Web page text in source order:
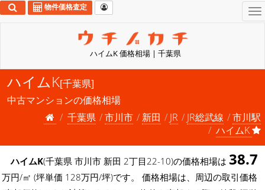
ハイムK 価格相場 | 千葉県
物件価格査定
ハイムK[千葉県]
中古マンションの価格相場
千葉県
市川市 新田 JR JR総武線
市川駅
ハイムK
ハイムK(千葉県 市川市 新田 2丁目22-10)の価格相場は 38.7
万円/㎡ (坪単価 128万円/坪)です。 価格相場は、周辺の取引価格